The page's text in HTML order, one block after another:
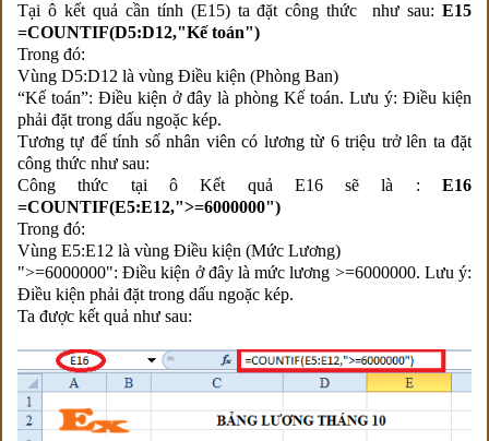
Tại ô kết quả cần tính (E15) ta đặt công thức như sau: E15
=COUNTIF(D5:D12,"Kế toán")
Trong đó:
Vùng D5:D12 là vùng Điều kiện (Phòng Ban)
“Kế toán”: Điều kiện ở đây là phòng Kế toán. Lưu ý: Điều kiện
phải đặt trong dấu ngoặc kép.
Tương tự để tính số nhân viên có lương từ 6 triệu trở lên ta đặt
công thức như sau:
Công thức tại ô Kết quả E16 sẽ là : E16
=COUNTIF(E5:E12,">=6000000")
Trong đó:
Vùng E5:E12 là vùng Điều kiện (Mức Lương)
">=6000000": Điều kiện ở đây là mức lương >=6000000. Lưu ý:
Điều kiện phải đặt trong dấu ngoặc kép.
Ta được kết quả như sau: